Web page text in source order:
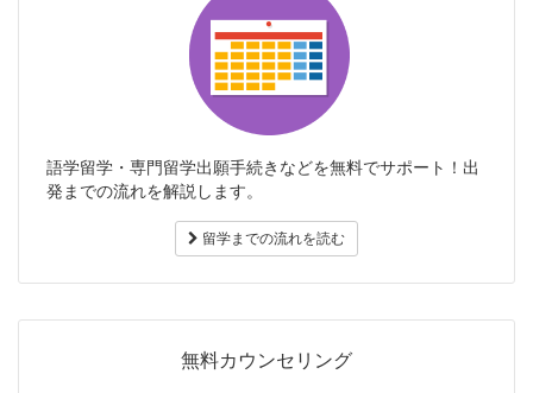
語学留学・専門留学出願手続きなどを無料でサポート！出
発までの流れを解説します。
留学までの流れを読む
無料カウンセリング